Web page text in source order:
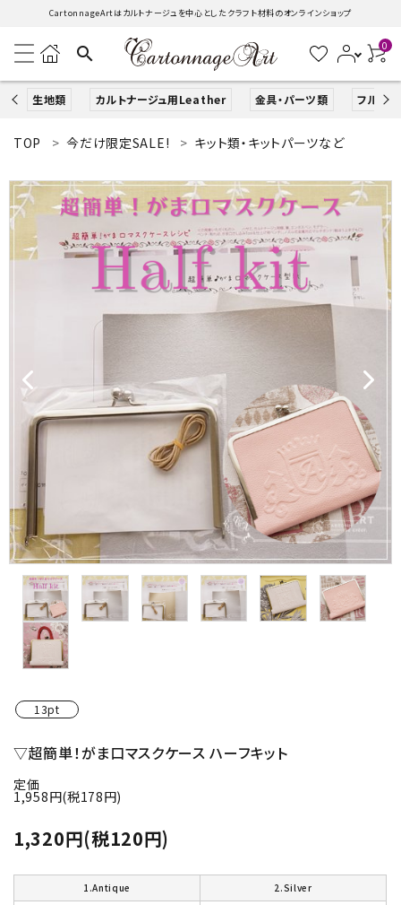
CartonnageArtはカルトナージュを中心としたクラフト材料のオンラインショップ
search 0
生地類 カルトナージュ用Leather 金具・パーツ類 フルキッ
search
ACCOUNT MENU
ようこそ ゲスト 様
新規会員登録
カルトナージュLeather用
金具・パーツ類
Jolipapier
デコレーション材料
道具類
基本材料
ガイドライン
お問い合わせ
TOP 今だけ限定SALE! キット類・キットパーツなど
13pt
▽超簡単！がま口マスクケース ハーフキット
定価
1,958円(税178円)
1,320円(税120円)
1.Antique
2.Silver